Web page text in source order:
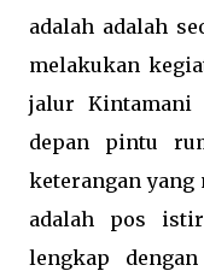
adalah adalah
melakukan
jalur Kintamani
depan pintu
keterangan
adalah pos
lengkap